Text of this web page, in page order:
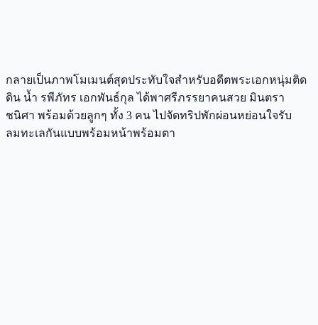
กลายเป็นภาพโมเมนต์สุดประทับใจสำหรับอดีตพระเอกหนุ่มติด
ดิน น้ำ รพีภัทร เอกพันธ์กุล ได้พาศรีภรรยาคนสวย มินตรา
ชนิศา พร้อมด้วยลูกๆ ทั้ง 3 คน ไปจัดทริปพักผ่อนหย่อนใจรับ
ลมทะเลกันแบบพร้อมหน้าพร้อมตา